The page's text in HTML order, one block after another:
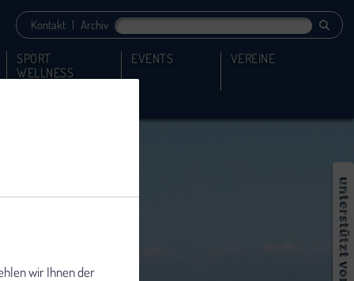
Kontakt | Archiv
SPORT
WELLNESS
EVENTS VEREINE
wir Ihnen der